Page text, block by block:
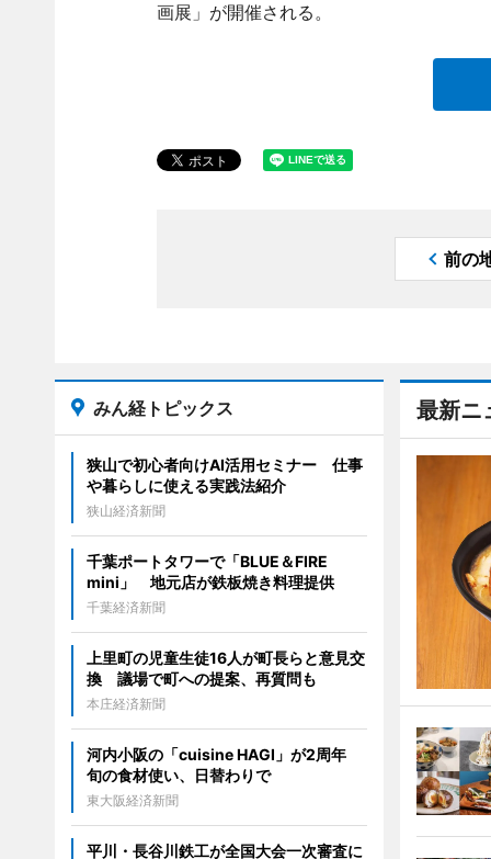
画展」が開催される。
前の
最新ニ
みん経トピックス
狭山で初心者向けAI活用セミナー 仕事
や暮らしに使える実践法紹介
狭山経済新聞
千葉ポートタワーで「BLUE＆FIRE
mini」 地元店が鉄板焼き料理提供
千葉経済新聞
上里町の児童生徒16人が町長らと意見交
換 議場で町への提案、再質問も
本庄経済新聞
河内小阪の「cuisine HAGI」が2周年
旬の食材使い、日替わりで
東大阪経済新聞
平川・長谷川鉄工が全国大会一次審査に